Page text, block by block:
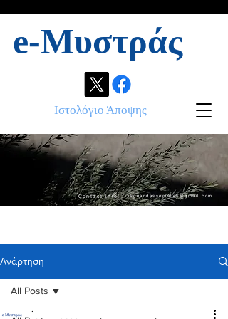
e-Μυστράς
Ιστολόγιο Άποψης
Contact info: ikonandassociates@gmail.com
Ανάρτηση
All Posts
.